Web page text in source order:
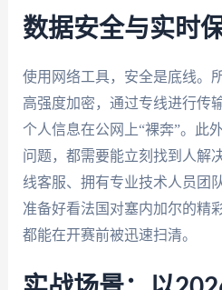
数据安全与实时
使用网络工具，安全是底线。
高强度加密，通过专线进行传
个人信息在公网上“裸奔”。此
问题，都需要能立刻找到人解
线客服、拥有专业技术人员团
准备好看法国对塞内加尔的精
都能在开赛前被迅速扫清。